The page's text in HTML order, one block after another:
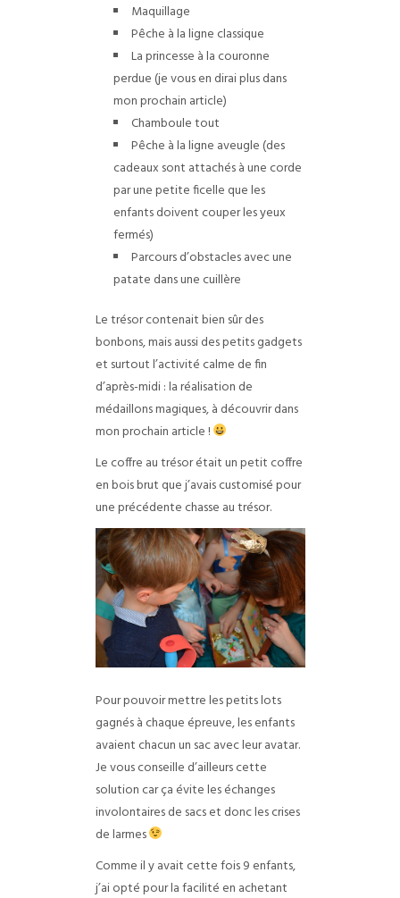
Maquillage
Pêche à la ligne classique
La princesse à la couronne
perdue (je vous en dirai plus dans
mon prochain article)
Chamboule tout
Pêche à la ligne aveugle (des
cadeaux sont attachés à une corde
par une petite ficelle que les
enfants doivent couper les yeux
fermés)
Parcours d’obstacles avec une
patate dans une cuillère
Le trésor contenait bien sûr des
bonbons, mais aussi des petits gadgets
et surtout l’activité calme de fin
d’après-midi : la réalisation de
médaillons magiques, à découvrir dans
mon prochain article !
Le coffre au trésor était un petit coffre
en bois brut que j’avais customisé pour
une précédente chasse au trésor.
Pour pouvoir mettre les petits lots
gagnés à chaque épreuve, les enfants
avaient chacun un sac avec leur avatar.
Je vous conseille d’ailleurs cette
solution car ça évite les échanges
involontaires de sacs et donc les crises
de larmes
Comme il y avait cette fois 9 enfants,
j’ai opté pour la facilité en achetant